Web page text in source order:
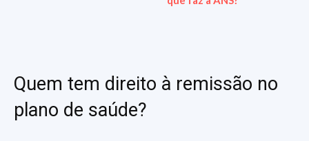
Quem tem direito à remissão no
plano de saúde?